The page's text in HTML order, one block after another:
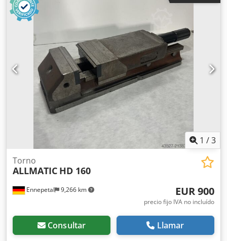
Apertura mínima/mm: 0 Pieza de trabajo: Pieza pre-
mecanizada Anchura de mordaza/mm: 160 Apertura
máxima/mm: 302 Apertura: 302 mm - Incl. 2x garras de
sujeción Chodpeypwfuofx Acyoa - Sin llave de tornillo de
1 /3
Ennepetal 9,266 km
Torno
ALLMATIC HD 160
EUR 900
precio fijo IVA no incluído
Consultar Llamar